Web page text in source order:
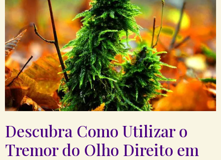
Descubra Como ⁣Utilizar o
Tremor do Olho Direito em